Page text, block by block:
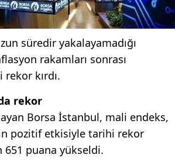
süredir yakalayamadığı
rakamları sonrası
kırdı.
rekor
Borsa İstanbul, mali endeks,
pozitif etkisiyle tarihi rekor
651 puana yükseldi.